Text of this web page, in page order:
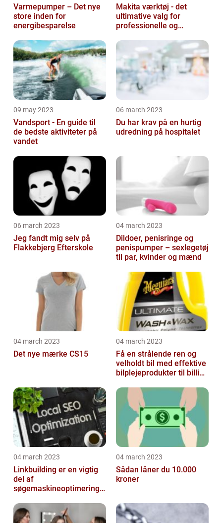
Varmepumper – Det nye
store inden for
energibesparelse
Makita værktøj - det
ultimative valg for
professionelle og
selv'ere
09 may 2023
Vandsport - En guide til
de bedste aktiviteter på
vandet
06 march 2023
Du har krav på en hurtig
udredning på hospitalet
06 march 2023
Jeg fandt mig selv på
Flakkebjerg Efterskole
04 march 2023
Dildoer, penisringe og
penispumper – sexlegetøj
til par, kvinder og mænd
04 march 2023
Det nye mærke CS15
04 march 2023
Få en strålende ren og
velholdt bil med effektive
bilplejeprodukter til billige
04 march 2023
Linkbuilding er en vigtig
del af
søgemaskineoptimeringe
04 march 2023
Sådan låner du 10.000
kroner